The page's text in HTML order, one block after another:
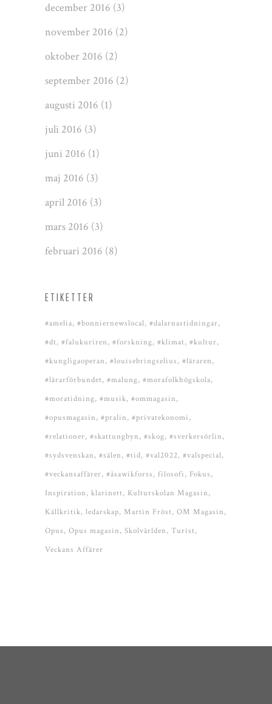
december 2016 (3)
november 2016 (2)
oktober 2016 (2)
september 2016 (2)
augusti 2016 (1)
juli 2016 (3)
juni 2016 (1)
maj 2016 (3)
april 2016 (3)
mars 2016 (3)
februari 2016 (8)
ETIKETTER
#amelia #bonniernewslocal #dalarnastidningar
#dt #falukuriren #forskning #klimat #kultur
#kungligaoperan #louisebringselius #läraren
#lärarförbundet #malung #morafolkhögskola
#moratidning #musik #ommagasin
#opusmagasin #pralin #privatekonomi
#relationer #skattungbyn #skog #sverkersörlin
#sydsvenskan #sälen #tid #val2022 #valspecial
#veckansaffärer #åsawikforss filosofi
Fokus
Inspiration klarinett Kulturskolan Magasin
Källkritik ledarskap Martin Fröst OM Magasin
Opus Opus magasin Skolvärlden Turist
Veckans Affärer